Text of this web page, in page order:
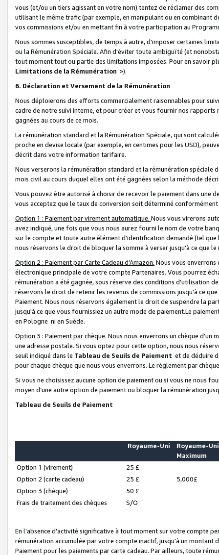
vous (et/ou un tiers agissant en votre nom) tentez de réclamer des
utilisant le même trafic (par exemple, en manipulant ou en combinant
vos commissions et/ou en mettant fin à votre participation au
Nous sommes susceptibles, de temps à autre, d'imposer certaines
ou la Rémunération Spéciale. Afin d'éviter toute ambiguïté (et
tout moment tout ou partie des limitations imposées. Pour en savoir
Limitations de la Rémunération »).
6. Déclaration et Versement de la Rémunération
Nous déploierons des efforts commercialement raisonnables pour
cadre de notre suivi interne, et pour créer et vous fournir nos
gagnées au cours de ce mois.
La rémunération standard et la Rémunération Spéciale, qui sont
proche en devise locale (par exemple, en centimes pour les USD),
décrit dans votre information tarifaire.
Nous verserons la rémunération standard et la rémunération spéciale
mois civil au cours duquel elles ont été gagnées selon la méthode
Vous pouvez être autorisé à choisir de recevoir le paiement dans une
vous acceptez que le taux de conversion soit déterminé
Option 1 : Paiement par virement automatique. Nous vous virerons
avez indiqué, une fois que vous nous aurez fourni le nom de votre
sur le compte et toute autre élément d'identification demandé (tel que
nous réservons le droit de bloquer la somme à verser jusqu'à ce que
Option 2 : Paiement par Carte Cadeau d’Amazon. Nous vous
électronique principale de votre compte Partenaires. Vous pourrez
rémunération a été gagnée, sous réserve des conditions d'utilisation
réservons le droit de retenir les revenus de commissions jusqu'à ce
Paiement. Nous nous réservons également le droit de suspendre la
jusqu'à ce que vous fournissiez un autre mode de paiement.Le
en Pologne ni en Suède.
Option 3 : Paiement par chèque. Nous nous enverrons un chèque d'un
une adresse postale. Si vous optez pour cette option, nous nous
seuil indiqué dans le Tableau de Seuils de Paiement et de déduire
pour chaque chèque que nous vous enverrons. Le règlement par
Si vous ne choisissez aucune option de paiement ou si vous ne nous
moyen d’une autre option de paiement ou bloquer la rémunération
Tableau de Seuils de Paiement
Royaume-Uni
Royaume-Uni
Maximum
Option 1 (virement)
25 £
Option 2 (carte cadeau)
25 £
5,000£
Option 3 (chèque)
50 £
Frais de traitement des chèques
S/O
En l'absence d'activité significative à tout moment sur votre compte
rémunération accumulée par votre compte inactif, jusqu'à un montant
Paiement pour les paiements par carte cadeau. Par ailleurs, toute